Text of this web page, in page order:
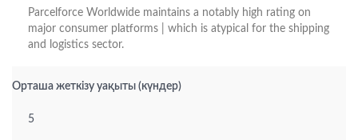
Parcelforce Worldwide maintains a notably high rating on
major consumer platforms | which is atypical for the shipping
and logistics sector.
Орташа жеткізу уақыты (күндер)
5